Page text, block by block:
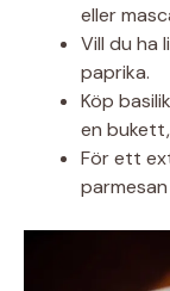
eller
Vill du ha
paprika.
Köp
en
För ett